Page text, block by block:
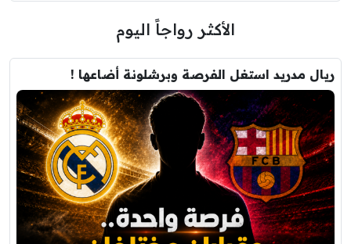
الأكثر رواجاً اليوم
ريال مدريد استغل الفرصة وبرشلونة أضاعها !